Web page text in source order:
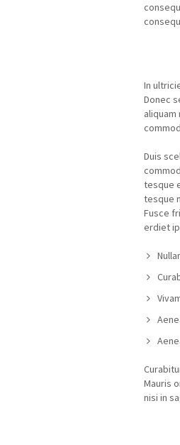
In
Donec
aliquam
Duis
tesque
tesque
Fusce
erdiet
Mauris
nisi in